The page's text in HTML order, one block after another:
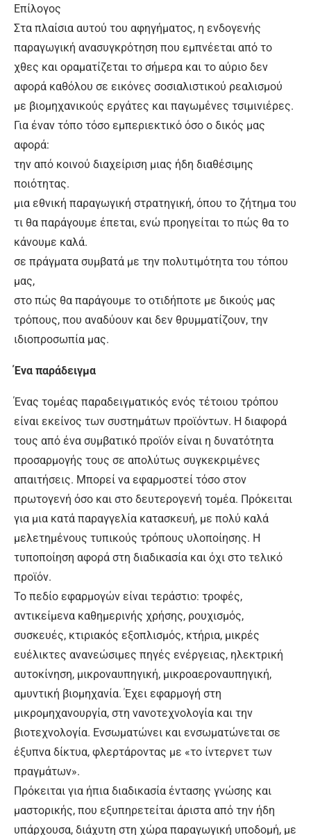
Επίλογος
Στα πλαίσια αυτού του αφηγήματος, η ενδογενής
παραγωγική ανασυγκρότηση που εμπνέεται από το
χθες και οραματίζεται το σήμερα και το αύριο δεν
αφορά καθόλου σε εικόνες σοσιαλιστικού ρεαλισμού
με βιομηχανικούς εργάτες και παγωμένες τσιμινιέρες.
Για έναν τόπο τόσο εμπεριεκτικό όσο ο δικός μας
αφορά:
την από κοινού διαχείριση μιας ήδη διαθέσιμης
ποιότητας.
μια εθνική παραγωγική στρατηγική, όπου το ζήτημα του
τι θα παράγουμε έπεται, ενώ προηγείται το πώς θα το
κάνουμε καλά.
σε πράγματα συμβατά με την πολυτιμότητα του τόπου
μας,
στο πώς θα παράγουμε το οτιδήποτε με δικούς μας
τρόπους, που αναδύουν και δεν θρυμματίζουν, την
ιδιοπροσωπία μας.
Ένα παράδειγμα
Ένας τομέας παραδειγματικός ενός τέτοιου τρόπου
είναι εκείνος των συστημάτων προϊόντων. Η διαφορά
τους από ένα συμβατικό προϊόν είναι η δυνατότητα
προσαρμογής τους σε απολύτως συγκεκριμένες
απαιτήσεις. Μπορεί να εφαρμοστεί τόσο στον
πρωτογενή όσο και στο δευτερογενή τομέα. Πρόκειται
για μια κατά παραγγελία κατασκευή, με πολύ καλά
μελετημένους τυπικούς τρόπους υλοποίησης. Η
τυποποίηση αφορά στη διαδικασία και όχι στο τελικό
προϊόν.
Το πεδίο εφαρμογών είναι τεράστιο: τροφές,
αντικείμενα καθημερινής χρήσης, ρουχισμός,
συσκευές, κτιριακός εξοπλισμός, κτήρια, μικρές
ευέλικτες ανανεώσιμες πηγές ενέργειας, ηλεκτρική
αυτοκίνηση, μικροναυπηγική, μικροαεροναυπηγική,
αμυντική βιομηχανία. Έχει εφαρμογή στη
μικρομηχανουργία, στη νανοτεχνολογία και την
βιοτεχνολογία. Ενσωματώνει και ενσωματώνεται σε
έξυπνα δίκτυα, φλερτάροντας με «το ίντερνετ των
πραγμάτων».
Πρόκειται για ήπια διαδικασία έντασης γνώσης και
μαστορικής, που εξυπηρετείται άριστα από την ήδη
υπάρχουσα, διάχυτη στη χώρα παραγωγική υποδομή, με